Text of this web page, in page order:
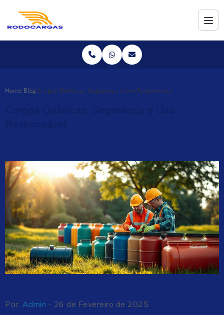
Home Blog Cargas Químicas: Segurança e Uso Responsável
Por: Admin - 26 de Fevereiro de 2025